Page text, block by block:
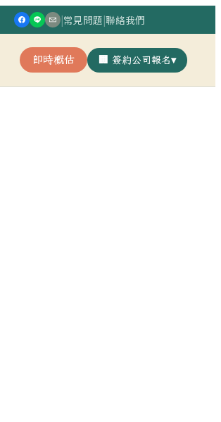
|常見問題|聯絡我們
即時概估 🏢 簽約公司報名▾